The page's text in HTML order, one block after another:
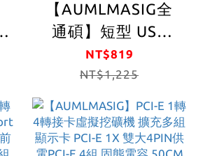
【AUMLMASIG全
通碩】短型 USB
Type-
C*1+USB3.0*1+19PIN
(USB3.0*2)前置轉
接擴充短卡
NT$819
NT$1,225